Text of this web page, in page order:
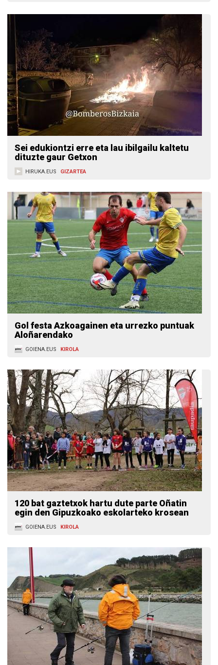
Sei edukiontzi erre eta lau ibilgailu kaltetu
dituzte gaur Getxon
HIRUKA.EUS GIZARTEA
Gol festa Azkoagainen eta urrezko puntuak
Aloñarendako
GOIENA.EUS KIROLA
120 bat gaztetxok hartu dute parte Oñatin
egin den Gipuzkoako eskolarteko krosean
GOIENA.EUS KIROLA